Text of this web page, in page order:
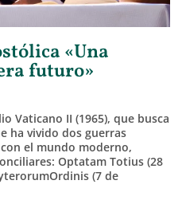
«Una
futuro»
Vaticano II (1965), que busca
ha vivido dos guerras
el mundo moderno,
Optatam Totius (28
(7 de